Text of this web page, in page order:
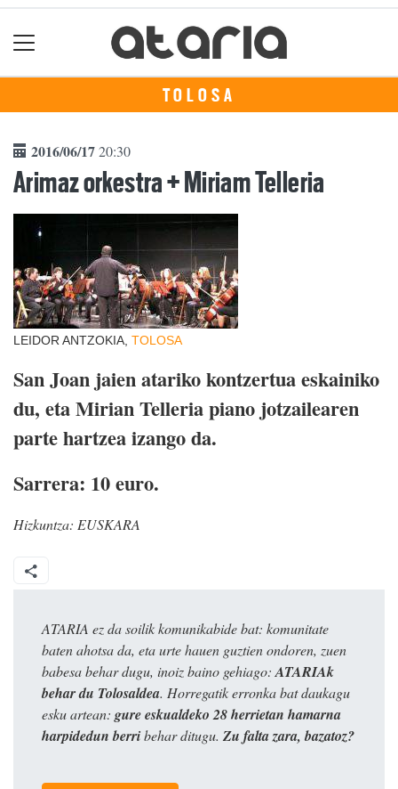
TOLOSA
2016/06/1720:30
Arimaz orkestra + Miriam Telleria
LEIDOR ANTZOKIA, TOLOSA
San Joan jaien atariko kontzertua eskainiko
du, eta Mirian Telleria piano jotzailearen
parte hartzea izango da.
Sarrera: 10 euro.
Hizkuntza: EUSKARA
ATARIA ez da soilik komunikabide bat: komunitate
baten ahotsa da, eta urte hauen guztien ondoren, zuen
babesa behar dugu, inoiz baino gehiago: ATARIAk
behar du Tolosaldea. Horregatik erronka bat daukagu
esku artean: gure eskualdeko 28 herrietan hamarna
harpidedun berribehar ditugu. Zu falta zara, bazatoz?